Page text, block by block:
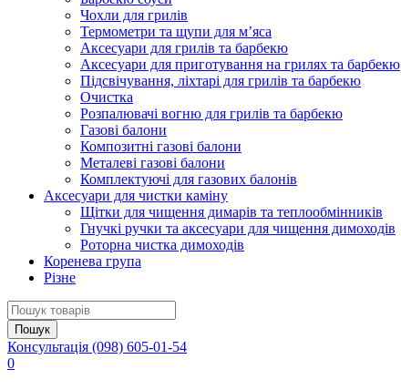
Чохли для грилів
Термометри та щупи для м’яса
Аксесуари для грилів та барбекю
Аксесуари для приготування на грилях та барбекю
Підсвічування, ліхтарі для грилів та барбекю
Очистка
Розпалювачі вогню для грилів та барбекю
Газові балони
Композитні газові балони
Металеві газові балони
Комплектуючі для газових балонів
Аксесуари для чистки каміну
Щітки для чищення димарів та теплообмінників
Гнучкі ручки та аксесуари для чищення димоходів
Роторна чистка димоходів
Коренева група
Різне
Консультація (098) 605-01-54
0